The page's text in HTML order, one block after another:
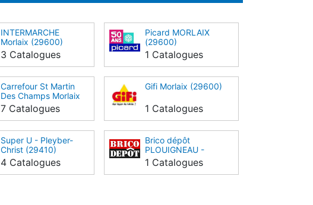
INTERMARCHE
Morlaix (29600)
3 Catalogues
Picard MORLAIX
(29600)
1 Catalogues
Carrefour St Martin
Des Champs Morlaix
Bretagne (29600)
7 Catalogues
Gifi Morlaix (29600)
1 Catalogues
Super U - Pleyber-
Christ (29410)
4 Catalogues
Brico dépôt
PLOUIGNEAU -
MORLAIX (29610)
1 Catalogues